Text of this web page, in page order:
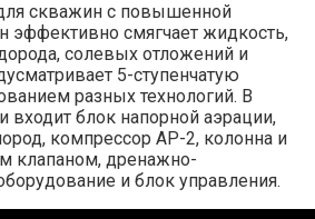
скважин с повышенной
эффективно смягчает жидкость,
солевых отложений и
5-ступенчатую
разных технологий. В
входит блок напорной аэрации,
компрессор AP-2, колонна и
клапаном, дренажно-
и блок управления.